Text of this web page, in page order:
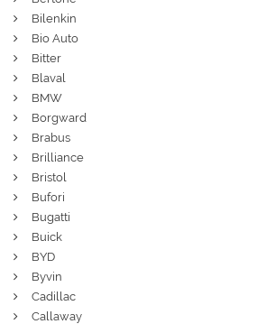
Bilenkin
Bio Auto
Bitter
Blaval
BMW
Borgward
Brabus
Brilliance
Bristol
Bufori
Bugatti
Buick
BYD
Byvin
Cadillac
Callaway